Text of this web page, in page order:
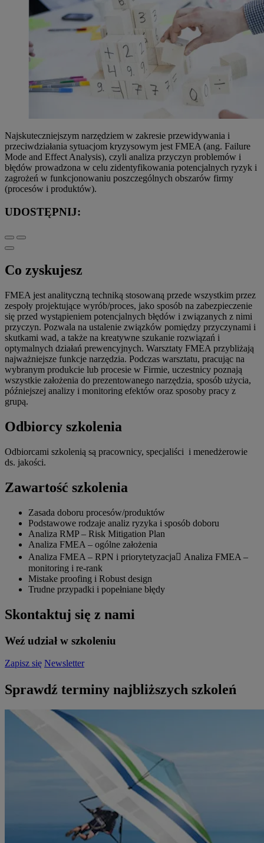
Najskuteczniejszym narzędziem w zakresie przewidywania i
przeciwdziałania sytuacjom kryzysowym jest FMEA (ang. Failure
Mode and Effect Analysis), czyli analiza przyczyn problemów i
błędów prowadzona w celu zidentyfikowania potencjalnych ryzyk i
zagrożeń w funkcjonowaniu poszczególnych obszarów firmy
(procesów i produktów).
UDOSTĘPNIJ:
Co zyskujesz
FMEA jest analityczną techniką stosowaną przede wszystkim przez
zespoły projektujące wyrób/proces, jako sposób na zabezpieczenie
się przed wystąpieniem potencjalnych błędów i związanych z nimi
przyczyn. Pozwala na ustalenie związków pomiędzy przyczynami i
skutkami wad, a także na kreatywne szukanie rozwiązań i
optymalnych działań prewencyjnych. Warsztaty FMEA przybliżają
najważniejsze funkcje narzędzia. Podczas warsztatu, pracując na
wybranym produkcie lub procesie w Firmie, uczestnicy poznają
wszystkie założenia do prezentowanego narzędzia, sposób użycia,
późniejszej analizy i monitoring efektów oraz sposoby pracy z
grupą.
Odbiorcy szkolenia
Odbiorcami szkolenią są pracownicy, specjaliści i menedżerowie
ds. jakości.
Zawartość szkolenia
Zasada doboru procesów/produktów
Podstawowe rodzaje analiz ryzyka i sposób doboru
Analiza RMP – Risk Mitigation Plan
Analiza FMEA – ogólne założenia
Analiza FMEA – RPN i priorytetyzacja Analiza FMEA –
monitoring i re-rank
Mistake proofing i Robust design
Trudne przypadki i popełniane błędy
Skontaktuj się z nami
Weź udział w szkoleniu
Zapisz się Newsletter
Sprawdź terminy najbliższych szkoleń